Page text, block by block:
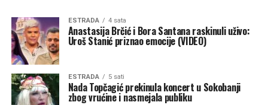
ESTRADA 4 sata
Anastasija Brčić i Bora Santana raskinuli uživo:
Uroš Stanić priznao emocije (VIDEO)
ESTRADA 5 sati
Nada Topčagić prekinula koncert u Sokobanji
zbog vrućine i nasmejala publiku